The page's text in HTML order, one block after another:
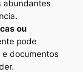
abundantes
ou
pode
documentos